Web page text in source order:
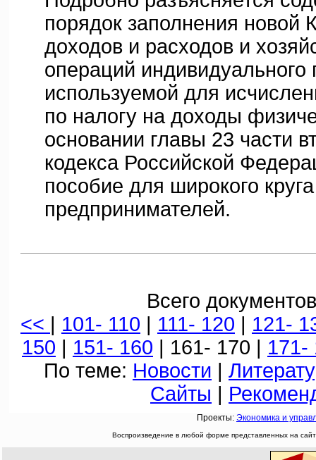
порядок заполнения новой
доходов и расходов и
операций
используемой для
по налогу на доходы
основании главы 23 части
кодекса Российской
пособие для широкого
предпринимателей.
Всего
<< | 101- 110 | 111- 120 | 121-
150 | 151- 160 | 161- 170 | 171-
По теме: Новости |
Сайты |
Проекты: Экономика и
Воспроизведение в любой форме представленных на